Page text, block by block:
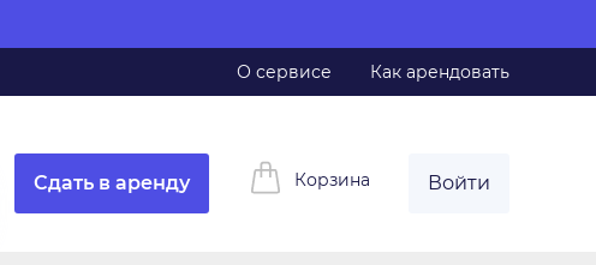
О сервисе Как арендовать
Сдать в аренду Корзина Войти